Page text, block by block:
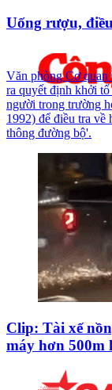
Uống rượu,
Văn phòng Cơ quan
ra quyết định khởi
người trong trường
1992) để điều tra
thông đường bộ'.
Clip: Tài xế
máy hơn 500m